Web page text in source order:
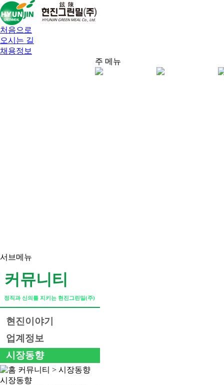
처음으로
오시는 길
채용정보
주 메뉴
서브메뉴
커뮤니티
정직과 신의를 지키는 현진그린밀(주)
현진이야기
업계정보
시장동향
커뮤니티 > 시장동향
시장동향